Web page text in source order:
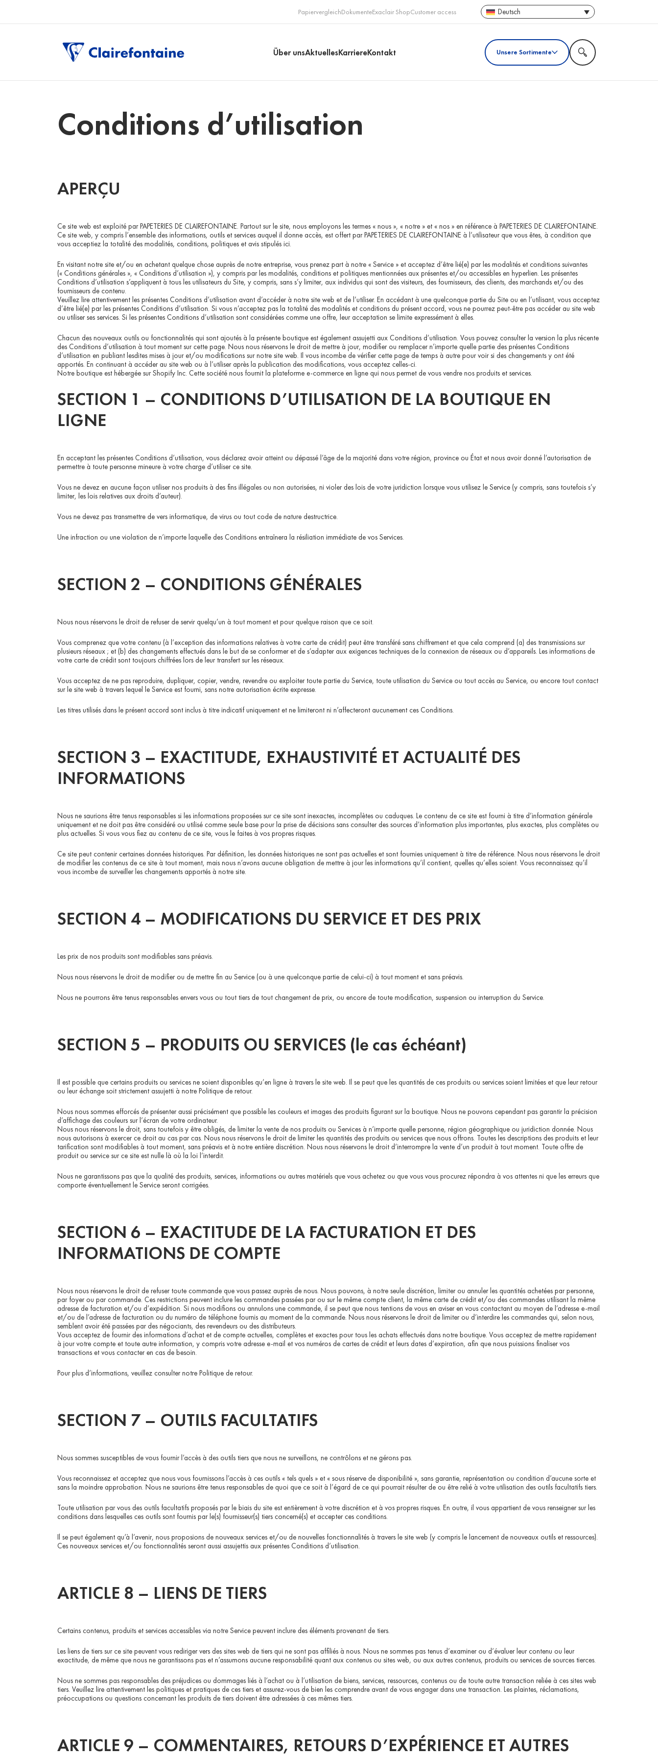
PapiervergleichDokumenteExaclair ShopCustomer access Deutsch
Über unsAktuellesKarriereKontakt Unsere Sortimente
Conditions d’utilisation
APERÇU
Ce site web est exploité par PAPETERIES DE CLAIREFONTAINE. Partout sur le site, nous employons les termes « nous », « notre » et « nos » en référence à PAPETERIES DE CLAIREFONTAINE.
Ce site web, y compris l’ensemble des informations, outils et services auquel il donne accès, est offert par PAPETERIES DE CLAIREFONTAINE à l’utilisateur que vous êtes, à condition que
vous acceptiez la totalité des modalités, conditions, politiques et avis stipulés ici.
En visitant notre site et/ou en achetant quelque chose auprès de notre entreprise, vous prenez part à notre « Service » et acceptez d’être lié(e) par les modalités et conditions suivantes
(« Conditions générales », « Conditions d’utilisation »), y compris par les modalités, conditions et politiques mentionnées aux présentes et/ou accessibles en hyperlien. Les présentes
Conditions d’utilisation s’appliquent à tous les utilisateurs du Site, y compris, sans s’y limiter, aux individus qui sont des visiteurs, des fournisseurs, des clients, des marchands et/ou des
fournisseurs de contenu.
Veuillez lire attentivement les présentes Conditions d’utilisation avant d’accéder à notre site web et de l’utiliser. En accédant à une quelconque partie du Site ou en l’utilisant, vous acceptez
d’être lié(e) par les présentes Conditions d’utilisation. Si vous n’acceptez pas la totalité des modalités et conditions du présent accord, vous ne pourrez peut-être pas accéder au site web
ou utiliser ses services. Si les présentes Conditions d’utilisation sont considérées comme une offre, leur acceptation se limite expressément à elles.
Chacun des nouveaux outils ou fonctionnalités qui sont ajoutés à la présente boutique est également assujetti aux Conditions d’utilisation. Vous pouvez consulter la version la plus récente
des Conditions d’utilisation à tout moment sur cette page. Nous nous réservons le droit de mettre à jour, modifier ou remplacer n’importe quelle partie des présentes Conditions
d’utilisation en publiant lesdites mises à jour et/ou modifications sur notre site web. Il vous incombe de vérifier cette page de temps à autre pour voir si des changements y ont été
apportés. En continuant à accéder au site web ou à l’utiliser après la publication des modifications, vous acceptez celles-ci.
Notre boutique est hébergée sur Shopify Inc. Cette société nous fournit la plateforme e-commerce en ligne qui nous permet de vous vendre nos produits et services.
SECTION 1 – CONDITIONS D’UTILISATION DE LA BOUTIQUE EN
LIGNE
En acceptant les présentes Conditions d’utilisation, vous déclarez avoir atteint ou dépassé l’âge de la majorité dans votre région, province ou État et nous avoir donné l’autorisation de
permettre à toute personne mineure à votre charge d’utiliser ce site.
Vous ne devez en aucune façon utiliser nos produits à des fins illégales ou non autorisées, ni violer des lois de votre juridiction lorsque vous utilisez le Service (y compris, sans toutefois s’y
limiter, les lois relatives aux droits d’auteur).
Vous ne devez pas transmettre de vers informatique, de virus ou tout code de nature destructrice.
Une infraction ou une violation de n’importe laquelle des Conditions entraînera la résiliation immédiate de vos Services.
SECTION 2 – CONDITIONS GÉNÉRALES
Nous nous réservons le droit de refuser de servir quelqu’un à tout moment et pour quelque raison que ce soit.
Vous comprenez que votre contenu (à l’exception des informations relatives à votre carte de crédit) peut être transféré sans chiffrement et que cela comprend (a) des transmissions sur
plusieurs réseaux ; et (b) des changements effectués dans le but de se conformer et de s’adapter aux exigences techniques de la connexion de réseaux ou d’appareils. Les informations de
votre carte de crédit sont toujours chiffrées lors de leur transfert sur les réseaux.
Vous acceptez de ne pas reproduire, dupliquer, copier, vendre, revendre ou exploiter toute partie du Service, toute utilisation du Service ou tout accès au Service, ou encore tout contact
sur le site web à travers lequel le Service est fourni, sans notre autorisation écrite expresse.
Les titres utilisés dans le présent accord sont inclus à titre indicatif uniquement et ne limiteront ni n’affecteront aucunement ces Conditions.
SECTION 3 – EXACTITUDE, EXHAUSTIVITÉ ET ACTUALITÉ DES
INFORMATIONS
Nous ne saurions être tenus responsables si les informations proposées sur ce site sont inexactes, incomplètes ou caduques. Le contenu de ce site est fourni à titre d’information générale
uniquement et ne doit pas être considéré ou utilisé comme seule base pour la prise de décisions sans consulter des sources d’information plus importantes, plus exactes, plus complètes ou
plus actuelles. Si vous vous fiez au contenu de ce site, vous le faites à vos propres risques.
Ce site peut contenir certaines données historiques. Par définition, les données historiques ne sont pas actuelles et sont fournies uniquement à titre de référence. Nous nous réservons le droit
de modifier les contenus de ce site à tout moment, mais nous n’avons aucune obligation de mettre à jour les informations qu’il contient, quelles qu’elles soient. Vous reconnaissez qu’il
vous incombe de surveiller les changements apportés à notre site.
SECTION 4 – MODIFICATIONS DU SERVICE ET DES PRIX
Les prix de nos produits sont modifiables sans préavis.
Nous nous réservons le droit de modifier ou de mettre fin au Service (ou à une quelconque partie de celui-ci) à tout moment et sans préavis.
Nous ne pourrons être tenus responsables envers vous ou tout tiers de tout changement de prix, ou encore de toute modification, suspension ou interruption du Service.
SECTION 5 – PRODUITS OU SERVICES (le cas échéant)
Il est possible que certains produits ou services ne soient disponibles qu’en ligne à travers le site web. Il se peut que les quantités de ces produits ou services soient limitées et que leur retour
ou leur échange soit strictement assujetti à notre Politique de retour.
Nous nous sommes efforcés de présenter aussi précisément que possible les couleurs et images des produits figurant sur la boutique. Nous ne pouvons cependant pas garantir la précision
d’affichage des couleurs sur l’écran de votre ordinateur.
Nous nous réservons le droit, sans toutefois y être obligés, de limiter la vente de nos produits ou Services à n’importe quelle personne, région géographique ou juridiction donnée. Nous
nous autorisons à exercer ce droit au cas par cas. Nous nous réservons le droit de limiter les quantités des produits ou services que nous offrons. Toutes les descriptions des produits et leur
tarification sont modifiables à tout moment, sans préavis et à notre entière discrétion. Nous nous réservons le droit d’interrompre la vente d’un produit à tout moment. Toute offre de
produit ou service sur ce site est nulle là où la loi l’interdit.
Nous ne garantissons pas que la qualité des produits, services, informations ou autres matériels que vous achetez ou que vous vous procurez répondra à vos attentes ni que les erreurs que
comporte éventuellement le Service seront corrigées.
SECTION 6 – EXACTITUDE DE LA FACTURATION ET DES
INFORMATIONS DE COMPTE
Nous nous réservons le droit de refuser toute commande que vous passez auprès de nous. Nous pouvons, à notre seule discrétion, limiter ou annuler les quantités achetées par personne,
par foyer ou par commande. Ces restrictions peuvent inclure les commandes passées par ou sur le même compte client, la même carte de crédit et/ou des commandes utilisant la même
adresse de facturation et/ou d’expédition. Si nous modifions ou annulons une commande, il se peut que nous tentions de vous en aviser en vous contactant au moyen de l’adresse e-mail
et/ou de l’adresse de facturation ou du numéro de téléphone fournis au moment de la commande. Nous nous réservons le droit de limiter ou d’interdire les commandes qui, selon nous,
semblent avoir été passées par des négociants, des revendeurs ou des distributeurs.
Vous acceptez de fournir des informations d’achat et de compte actuelles, complètes et exactes pour tous les achats effectués dans notre boutique. Vous acceptez de mettre rapidement
à jour votre compte et toute autre information, y compris votre adresse e-mail et vos numéros de cartes de crédit et leurs dates d’expiration, afin que nous puissions finaliser vos
transactions et vous contacter en cas de besoin.
Pour plus d’informations, veuillez consulter notre Politique de retour.
SECTION 7 – OUTILS FACULTATIFS
Nous sommes susceptibles de vous fournir l’accès à des outils tiers que nous ne surveillons, ne contrôlons et ne gérons pas.
Vous reconnaissez et acceptez que nous vous fournissons l’accès à ces outils « tels quels » et « sous réserve de disponibilité », sans garantie, représentation ou condition d’aucune sorte et
sans la moindre approbation. Nous ne saurions être tenus responsables de quoi que ce soit à l’égard de ce qui pourrait résulter de ou être relié à votre utilisation des outils facultatifs tiers.
Toute utilisation par vous des outils facultatifs proposés par le biais du site est entièrement à votre discrétion et à vos propres risques. En outre, il vous appartient de vous renseigner sur les
conditions dans lesquelles ces outils sont fournis par le(s) fournisseur(s) tiers concerné(s) et accepter ces conditions.
Il se peut également qu’à l’avenir, nous proposions de nouveaux services et/ou de nouvelles fonctionnalités à travers le site web (y compris le lancement de nouveaux outils et ressources).
Ces nouveaux services et/ou fonctionnalités seront aussi assujettis aux présentes Conditions d’utilisation.
ARTICLE 8 – LIENS DE TIERS
Certains contenus, produits et services accessibles via notre Service peuvent inclure des éléments provenant de tiers.
Les liens de tiers sur ce site peuvent vous rediriger vers des sites web de tiers qui ne sont pas affiliés à nous. Nous ne sommes pas tenus d’examiner ou d’évaluer leur contenu ou leur
exactitude, de même que nous ne garantissons pas et n’assumons aucune responsabilité quant aux contenus ou sites web, ou aux autres contenus, produits ou services de sources tierces.
Nous ne sommes pas responsables des préjudices ou dommages liés à l’achat ou à l’utilisation de biens, services, ressources, contenus ou de toute autre transaction reliée à ces sites web
tiers. Veuillez lire attentivement les politiques et pratiques de ces tiers et assurez-vous de bien les comprendre avant de vous engager dans une transaction. Les plaintes, réclamations,
préoccupations ou questions concernant les produits de tiers doivent être adressées à ces mêmes tiers.
ARTICLE 9 – COMMENTAIRES, RETOURS D’EXPÉRIENCE ET AUTRES